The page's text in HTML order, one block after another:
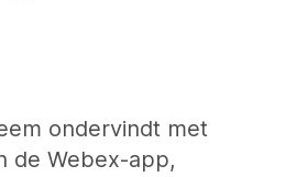
ondervindt met
de Webex-app,